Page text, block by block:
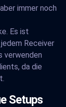
immer noch
Es ist
Receiver
verwenden
da die
Setups